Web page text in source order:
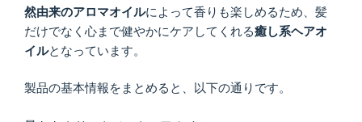
然由来のアロマオイルによって香りも楽しめるため、髪
だけでなく心まで健やかにケアしてくれる癒し系ヘアオ
イルとなっています。
製品の基本情報をまとめると、以下の通りです。